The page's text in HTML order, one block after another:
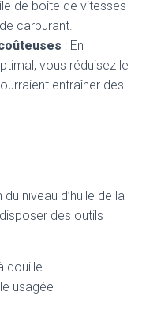
de boîte de vitesses
carburant.
: En
vous réduisez le
entraîner des
niveau d’huile de la
des outils
douille
usagée